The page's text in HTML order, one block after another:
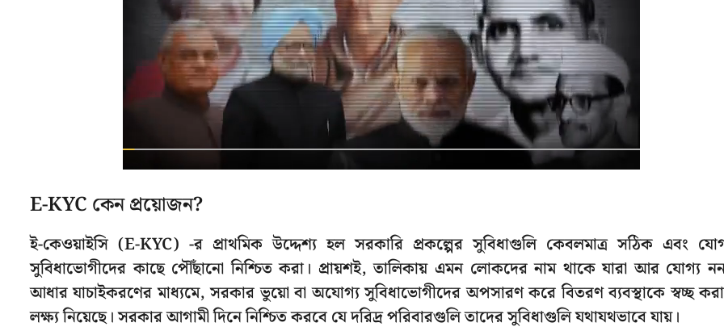
E-KYC কেন প্রয়োজন?
ই-কেওয়াইসি (E-KYC) -র প্রাথমিক উদ্দেশ্য হল সরকারি প্রকল্পের সুবিধাগুলি কেবলমাত্র সঠিক এবং
সুবিধাভোগীদের কাছে পৌঁছানো নিশ্চিত করা। প্রায়শই, তালিকায় এমন লোকদের নাম থাকে যারা আর যোগ্য
আধার যাচাইকরণের মাধ্যমে, সরকার ভুয়ো বা অযোগ্য সুবিধাভোগীদের অপসারণ করে বিতরণ ব্যবস্থাকে স্বচ্ছ
লক্ষ্য নিয়েছে। সরকার আগামী দিনে নিশ্চিত করবে যে দরিদ্র পরিবারগুলি তাদের সুবিধাগুলি যথাযথভাবে যায়।